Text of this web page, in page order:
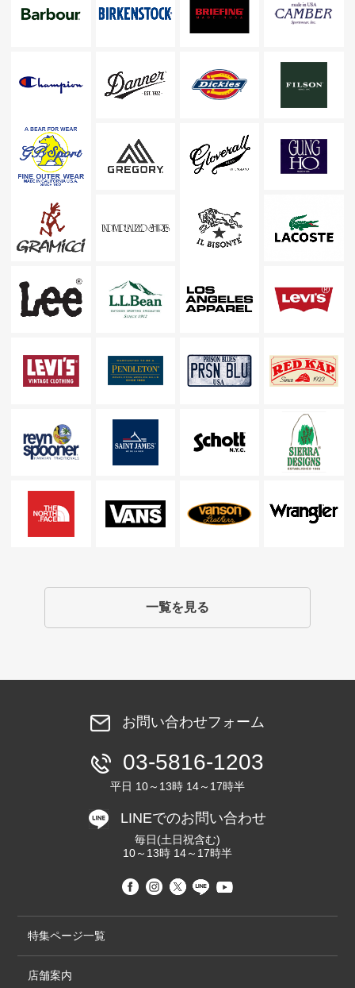
一覧を見る
お問い合わせフォーム
03-5816-1203
平日 10～13時 14～17時半
LINEでのお問い合わせ
毎日(土日祝含む)
10～13時 14～17時半
特集ページ一覧
店舗案内